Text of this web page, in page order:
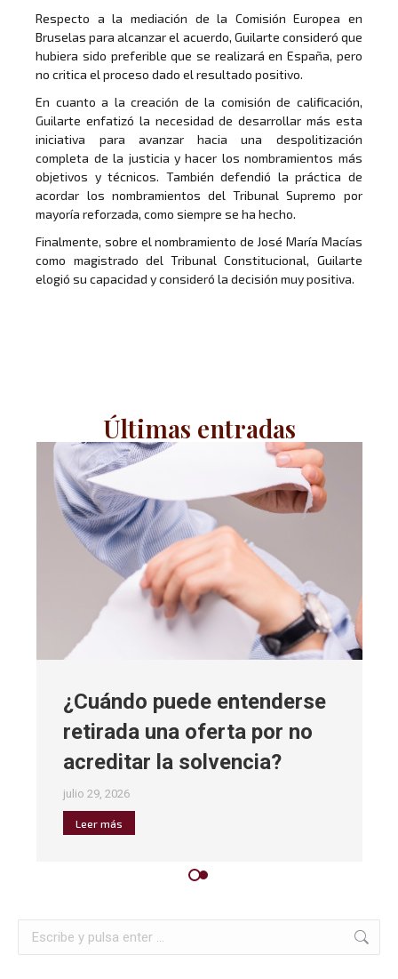
Respecto a la mediación de la Comisión Europea en
Bruselas para alcanzar el acuerdo, Guilarte consideró que
hubiera sido preferible que se realizará en España, pero
no critica el proceso dado el resultado positivo.
En cuanto a la creación de la comisión de calificación,
Guilarte enfatizó la necesidad de desarrollar más esta
iniciativa para avanzar hacia una despolitización
completa de la justicia y hacer los nombramientos más
objetivos y técnicos. También defendió la práctica de
acordar los nombramientos del Tribunal Supremo por
mayoría reforzada, como siempre se ha hecho.
Finalmente, sobre el nombramiento de José María Macías
como magistrado del Tribunal Constitucional, Guilarte
elogió su capacidad y consideró la decisión muy positiva.
Últimas entradas
¿Cuándo puede entenderse
retirada una oferta por no
acreditar la solvencia?
julio 29, 2026
Leer más